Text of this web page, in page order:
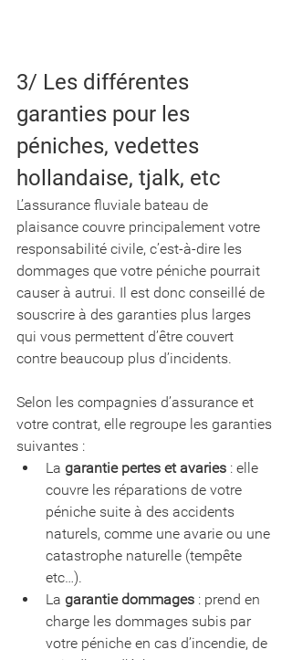
3/ Les différentes
garanties pour les
péniches, vedettes
hollandaise, tjalk, etc
L’assurance fluviale bateau de
plaisance couvre principalement votre
responsabilité civile, c’est-à-dire les
dommages que votre péniche pourrait
causer à autrui. Il est donc conseillé de
souscrire à des garanties plus larges
qui vous permettent d’être couvert
contre beaucoup plus d’incidents.
Selon les compagnies d’assurance et
votre contrat, elle regroupe les garanties
suivantes :
La garantie pertes et avaries : elle
couvre les réparations de votre
péniche suite à des accidents
naturels, comme une avarie ou une
catastrophe naturelle (tempête
etc…).
La garantie dommages : prend en
charge les dommages subis par
votre péniche en cas d’incendie, de